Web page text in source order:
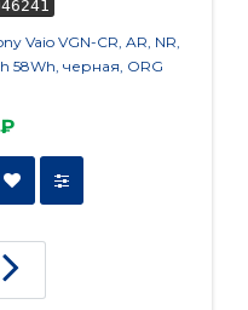
Vaio VGN-CR, AR, NR,
58Wh, черная, ORG